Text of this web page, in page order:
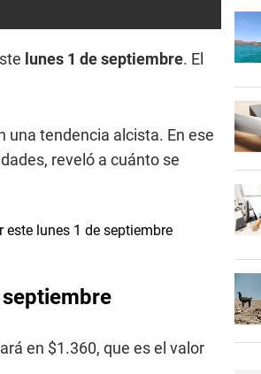
lunes 1 de septiembre. El
una tendencia alcista. En ese
reveló a cuánto se
en $1.360, que es el valor